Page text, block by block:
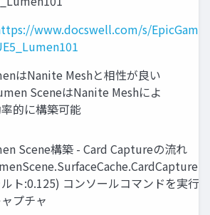
www.docswell.com/s/
はNanite Meshと相性が良い
SceneはNanite Meshによ
率的に構築可能
Scene構築 - Card Captureの流れ
ト:0.125) コンソールコマンドを実行
プチャ